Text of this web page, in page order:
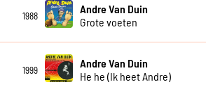
1988
Andre Van Duin
Grote voeten
1999
Andre Van Duin
He he (Ik heet Andre)